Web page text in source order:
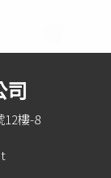
司
12樓-8